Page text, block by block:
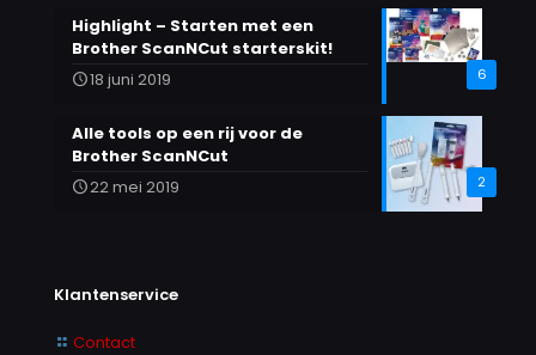
6
Highlight – Starten met een
Brother ScanNCut starterskit!
18 juni 2019
2
Alle tools op een rij voor de
Brother ScanNCut
22 mei 2019
Klantenservice
Contact